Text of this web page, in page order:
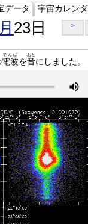
データ 宇宙カレン
23日 >
電波
でんぱ
を音
おと
にしました。